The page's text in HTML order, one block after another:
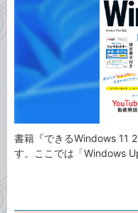
リ
書籍『できるWindows 11
す。ここでは「Windows